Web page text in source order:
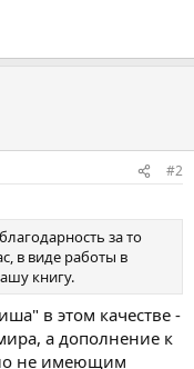
#2
за то
в виде работы в
книгу.
в этом качестве -
а дополнение к
не имеющим